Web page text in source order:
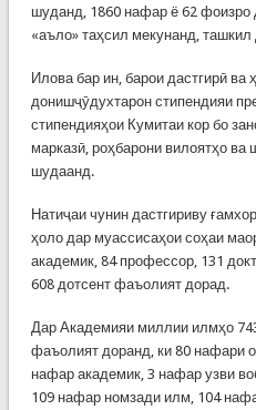
шуданд, 1860 нафар ё 62 фоизро
«аъло» таҳсил мекунанд,
Илова бар ин, барои дастгирӣ
донишҷӯдухтарон стипендияи
стипендияҳои Кумитаи кор бо
марказӣ, роҳбарони вилоятҳо
шудаанд.
Натиҷаи чунин дастгириву
ҳоло дар муассисаҳои соҳаи
академик, 84 профессор, 131
608 дотсент фаъолият дорад.
Дар Академияи миллии илмҳо
фаъолият доранд, ки 80 нафари
нафар академик, 3 нафар узви
109 нафар номзади илм, 104